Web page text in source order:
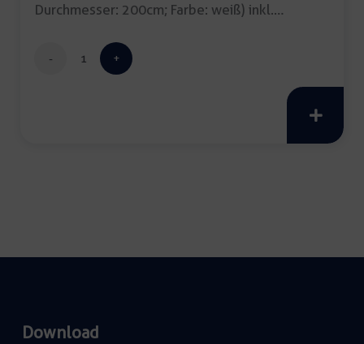
Durchmesser: 200cm; Farbe: weiß) inkl.
Banketttischdecke
Download